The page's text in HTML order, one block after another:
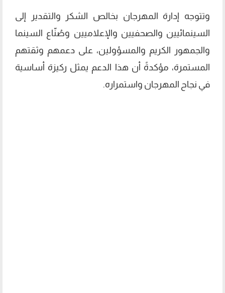
وتتوجه إدارة المهرجان بخالص الشكر والتقدير إلى
السينمائيين والصحفيين والإعلاميين وصُنّاع السينما
والجمهور الكريم والمسؤولين، على دعمهم وثقتهم
المستمرة، مؤكدةً أن هذا الدعم يمثل ركيزة أساسية
في نجاح المهرجان واستمراره.